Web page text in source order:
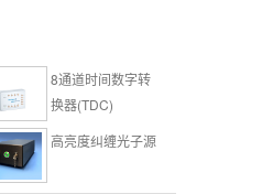
8通道时间数字转
换器(TDC)
高亮度纠缠光子源